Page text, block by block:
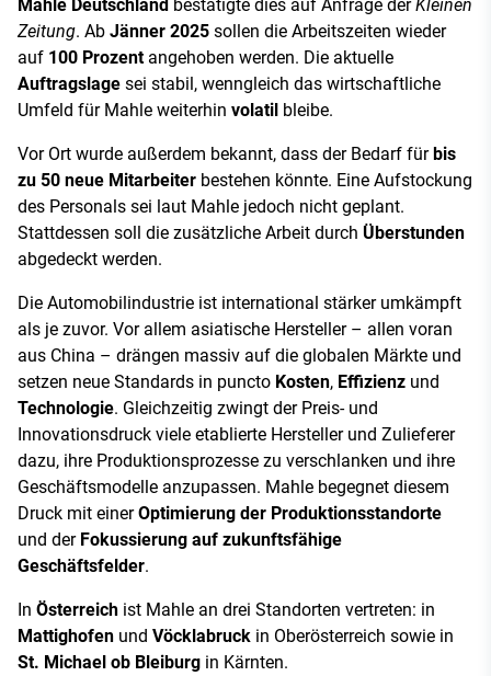
Mahle Deutschland bestätigte dies auf Anfrage derKleinen
Zeitung. Ab Jänner 2025 sollen die Arbeitszeiten wieder
auf 100 Prozentangehoben werden. Die aktuelle
Auftragslage sei stabil, wenngleich das wirtschaftliche
Umfeld für Mahle weiterhin volatil bleibe.
Vor Ort wurde außerdem bekannt, dass der Bedarf fürbis
zu 50 neue Mitarbeiter bestehen könnte. Eine Aufstockung
des Personals sei laut Mahle jedoch nicht geplant.
Stattdessen soll die zusätzliche Arbeit durch Überstunden
abgedeckt werden.
Die Automobilindustrie ist international stärker umkämpft
als je zuvor. Vor allem asiatische Hersteller – allen voran
aus China – drängen massiv auf die globalen Märkte und
setzen neue Standards in puncto Kosten, Effizienz und
Technologie. Gleichzeitig zwingt der Preis- und
Innovationsdruck viele etablierte Hersteller und Zulieferer
dazu, ihre Produktionsprozesse zu verschlanken und ihre
Geschäftsmodelle anzupassen. Mahle begegnet diesem
Druck mit einerOptimierung der Produktionsstandorte
und der Fokussierung auf zukunftsfähige
Geschäftsfelder.
In Österreich ist Mahle an drei Standorten vertreten: in
Mattighofen und Vöcklabruck in Oberösterreich sowie in
St. Michael ob Bleiburg in Kärnten.